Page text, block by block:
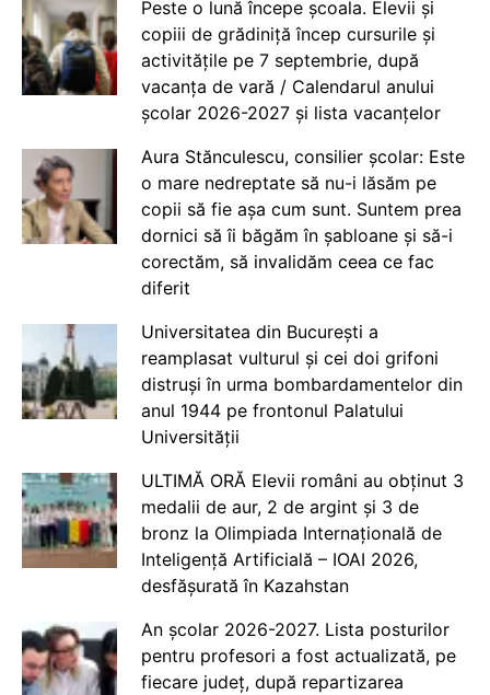
Peste o lună începe școala. Elevii și
copiii de grădiniță încep cursurile și
activitățile pe 7 septembrie, după
vacanța de vară / Calendarul anului
școlar 2026-2027 și lista vacanțelor
Aura Stănculescu, consilier școlar: Este
o mare nedreptate să nu-i lăsăm pe
copii să fie așa cum sunt. Suntem prea
dornici să îi băgăm în șabloane și să-i
corectăm, să invalidăm ceea ce fac
diferit
Universitatea din București a
reamplasat vulturul și cei doi grifoni
distruși în urma bombardamentelor din
anul 1944 pe frontonul Palatului
Universității
ULTIMĂ ORĂ Elevii români au obținut 3
medalii de aur, 2 de argint și 3 de
bronz la Olimpiada Internațională de
Inteligență Artificială – IOAI 2026,
desfășurată în Kazahstan
An școlar 2026-2027. Lista posturilor
pentru profesori a fost actualizată, pe
fiecare județ, după repartizarea